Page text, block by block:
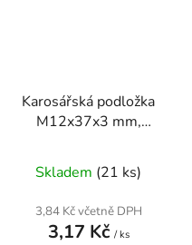
Karosářská podložka
M12x37x3 mm,
Skladem (21 ks)
3,84 Kč včetně DPH
3,17 Kč / ks